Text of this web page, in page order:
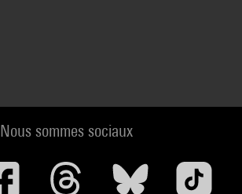
Nous sommes sociaux